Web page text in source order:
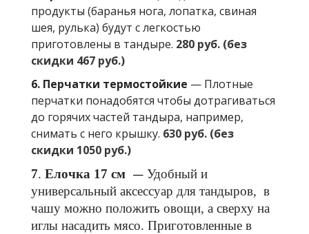
продукты (баранья нога, лопатка, свиная
шея, рулька) будут с легкостью
приготовлены в тандыре. 280 руб. (без
скидки 467 руб.)
6. Перчатки термостойкие — Плотные
перчатки понадобятся чтобы дотрагиваться
до горячих частей тандыра, например,
снимать с него крышку. 630 руб. (без
скидки 1050 руб.)
7. Елочка 17 см — Удобный и
универсальный аксессуар для тандыров,  в
чашу можно положить овощи, а сверху на
иглы насадить мясо. Приготовленные в